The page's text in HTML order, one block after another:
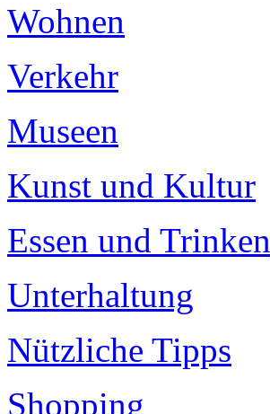
Wohnen
Verkehr
Museen
Kunst und Kultur
Essen und Trinken
Unterhaltung
Nützliche Tipps
Shopping